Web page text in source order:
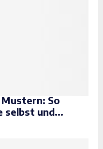
So
selbst und...